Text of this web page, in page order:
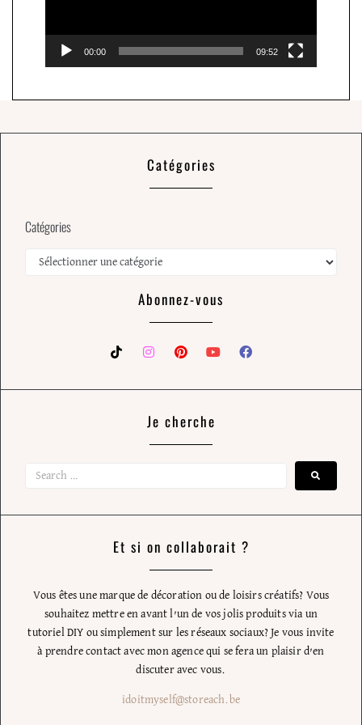
00:00 09:52
Catégories
Catégories
Abonnez-vous
Je cherche
Et si on collaborait ?
Vous êtes une marque de décoration ou de loisirs créatifs? Vous
souhaitez mettre en avant l’un de vos jolis produits via un
tutoriel DIY ou simplement sur les réseaux sociaux? Je vous invite
à prendre contact avec mon agence qui se fera un plaisir d’en
discuter avec vous.
idoitmyself@storeach.be